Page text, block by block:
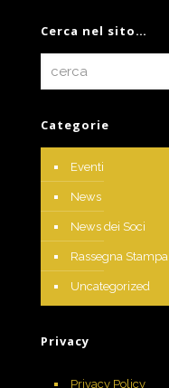
Cerca nel sito…
Categorie
Eventi
News
News dei Soci
Rassegna Stampa
Uncategorized
Privacy
Privacy Policy